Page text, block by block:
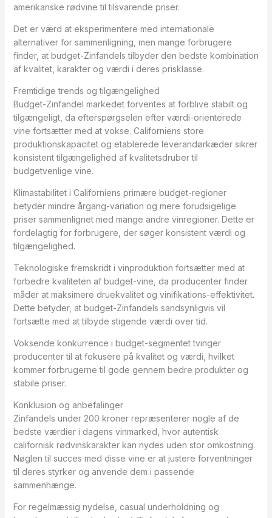
amerikanske rødvine til tilsvarende priser.
Det er værd at eksperimentere med internationale
alternativer for sammenligning, men mange forbrugere
finder, at budget-Zinfandels tilbyder den bedste kombination
af kvalitet, karakter og værdi i deres prisklasse.
Fremtidige trends og tilgængelighed
Budget-Zinfandel markedet forventes at forblive stabilt og
tilgængeligt, da efterspørgselen efter værdi-orienterede
vine fortsætter med at vokse. Californiens store
produktionskapacitet og etablerede leverandørkæder sikrer
konsistent tilgængelighed af kvalitetsdruber til
budgetvenlige vine.
Klimastabilitet i Californiens primære budget-regioner
betyder mindre årgang-variation og mere forudsigelige
priser sammenlignet med mange andre vinregioner. Dette er
fordelagtig for forbrugere, der søger konsistent værdi og
tilgængelighed.
Teknologiske fremskridt i vinproduktion fortsætter med at
forbedre kvaliteten af budget-vine, da producenter finder
måder at maksimere druekvalitet og vinifikations-effektivitet.
Dette betyder, at budget-Zinfandels sandsynligvis vil
fortsætte med at tilbyde stigende værdi over tid.
Voksende konkurrence i budget-segmentet tvinger
producenter til at fokusere på kvalitet og værdi, hvilket
kommer forbrugerne til gode gennem bedre produkter og
stabile priser.
Konklusion og anbefalinger
Zinfandels under 200 kroner repræsenterer nogle af de
bedste værdier i dagens vinmarked, hvor autentisk
californisk rødvinskarakter kan nydes uden stor omkostning.
Nøglen til succes med disse vine er at justere forventninger
til deres styrker og anvende dem i passende
sammenhænge.
For regelmæssig nydelse, casual underholdning og